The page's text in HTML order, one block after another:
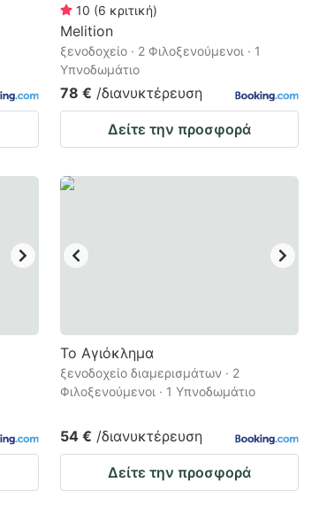
10 (6 κριτική)
Melition
ξενοδοχείο · 2 Φιλοξενούμενοι · 1
Υπνοδωμάτιο
78 € /διανυκτέρευση
Δείτε την προσφορά
Το Αγιόκλημα
ξενοδοχείο διαμερισμάτων · 2
Φιλοξενούμενοι · 1 Υπνοδωμάτιο
54 € /διανυκτέρευση
Δείτε την προσφορά